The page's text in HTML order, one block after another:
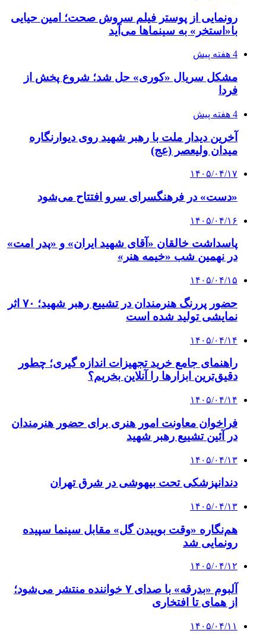
رونمایی از پوستر فیلم سروش صحت؛ امین حیایی
با«استخر» به سینماها می‌آید
4 هفته پیش
مشکل سریال «کوری» حل شد؛ شروع پخش از
فردا
4 هفته پیش
آخرین دیدار ملت با رهبر شهید روی دیوارنگاره
میدان ولیعصر (عج)
۱۴۰۵/۰۴/۱۷
«دست» در فرهنگسرای سرو افتتاح می‌شود
۱۴۰۵/۰۴/۱۶
پاسداشت خالقان «آقای شهید ایران» و «پدر امت»
در نهمین شب «خیمه هنر»
۱۴۰۵/۰۴/۱۵
حضور پررنگ هنرمندان در تشییع رهبر شهید؛ ۷۰ اثر
نمایشی تولید شده است
۱۴۰۵/۰۴/۱۴
راهنمای جامع خرید تجهیزات اندازه گیری؛ چطور
دقیق‌ترین ابزارها را آنلاین بخریم؟
۱۴۰۵/۰۴/۱۴
فراخوان معاونت امور هنری برای حضور هنرمندان
در آئین تشییع رهبر شهید
۱۴۰۵/۰۴/۱۳
دندانپزشکی تحت بیهوشی در شرق تهران
۱۴۰۵/۰۴/۱۳
هم‌نگاره «وقت بوییدن گل» مقابل سینما سپیده
رونمایی شد
۱۴۰۵/۰۴/۱۲
آلبوم «بدرقه» با صدای ۷ خواننده منتشر می‌شود؛
از همای تا افتخاری
۱۴۰۵/۰۴/۱۱